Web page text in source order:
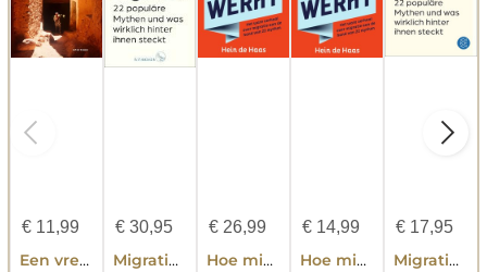
€11,99
Een vreemdeling in Marokko
€30,95
Migration
€ 26,99
Hoe migratie echt werkt
€ 14,99
Hoe migratie echt werkt
€ 17,95
Migration